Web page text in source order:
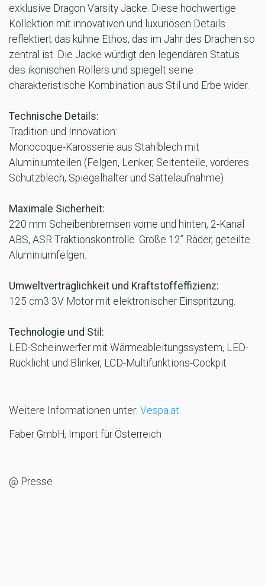
exklusive Dragon Varsity Jacke. Diese hochwertige
Kollektion mit innovativen und luxuriösen Details
reflektiert das kühne Ethos, das im Jahr des Drachen so
zentral ist. Die Jacke würdigt den legendären Status
des ikonischen Rollers und spiegelt seine
charakteristische Kombination aus Stil und Erbe wider.
Technische Details:
Tradition und Innovation:
Monocoque-Karosserie aus Stahlblech mit
Aluminiumteilen (Felgen, Lenker, Seitenteile, vorderes
Schutzblech, Spiegelhalter und Sattelaufnahme)
Maximale Sicherheit:
220 mm Scheibenbremsen vorne und hinten, 2-Kanal
ABS, ASR Traktionskontrolle. Große 12” Räder, geteilte
Aluminiumfelgen.
Umweltverträglichkeit und Kraftstoffeffizienz:
125 cm3 3V Motor mit elektronischer Einspritzung.
Technologie und Stil:
LED-Scheinwerfer mit Wärmeableitungssystem, LED-
Rücklicht und Blinker, LCD-Multifunktions-Cockpit
Weitere Informationen unter: Vespa.at
Faber GmbH, Import für Österreich
@ Presse